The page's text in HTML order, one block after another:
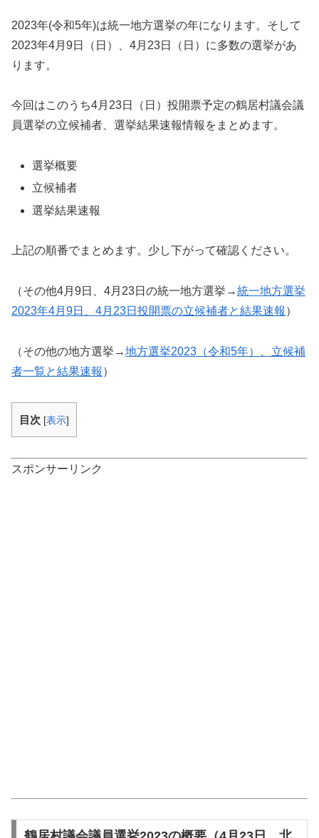
2023年(令和5年)は統一地方選挙の年になります。そして
2023年4月9日（日）、4月23日（日）に多数の選挙があ
ります。
今回はこのうち4月23日（日）投開票予定の鶴居村議会議
員選挙の立候補者、選挙結果速報情報をまとめます。
選挙概要
立候補者
選挙結果速報
上記の順番でまとめます。少し下がって確認ください。
（その他4月9日、4月23日の統一地方選挙→統一地方選挙
2023年4月9日、4月23日投開票の立候補者と結果速報 ）
（その他の地方選挙→地方選挙2023（令和5年）、立候補
者一覧と結果速報 ）
目次 [表示]
スポンサーリンク